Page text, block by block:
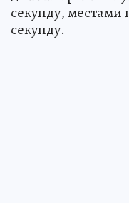
секунду, местами
секунду.